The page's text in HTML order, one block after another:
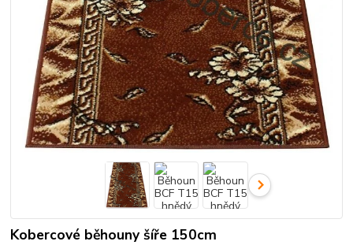
Kobercové běhouny šíře 150cm